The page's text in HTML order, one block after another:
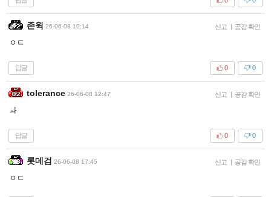
존윅 26-06-08 10:14 신고 | 공감 확인
ㅇㄷ
답글 0
0
tolerance 26-06-08 12:47 신고 | 공감 확인
ㅘ
답글 0
0
롯데검 26-06-08 17:45 신고 | 공감 확인
ㅇㄷ